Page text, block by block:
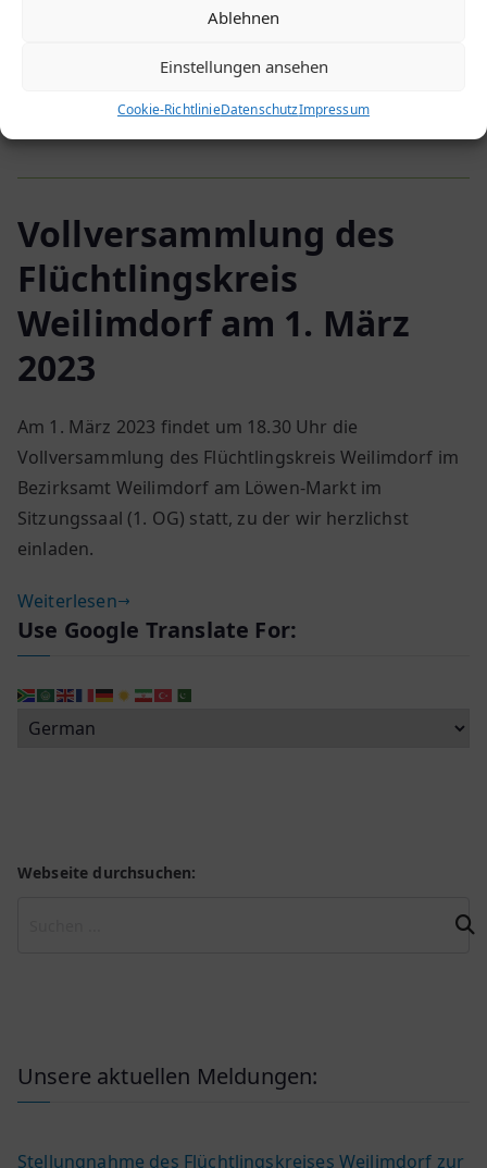
Ablehnen
Einstellungen ansehen
Cookie-RichtlinieDatenschutzImpressum
www.weilimdorf.de), steht auf unserer Webseite ab
zum Download und Ausfüllen bereit. Die […]
Vollversammlung des
Flüchtlingskreis
Weilimdorf am 1. März
2023
Am 1. März 2023 findet um 18.30 Uhr die
Vollversammlung des Flüchtlingskreis Weilimdorf im
Bezirksamt Weilimdorf am Löwen-Markt im
Sitzungssaal (1. OG) statt, zu der wir herzlichst
einladen.
Weiterlesen
Use Google Translate For:
Webseite durchsuchen:
Unsere aktuellen Meldungen:
Stellungnahme des Flüchtlingskreises Weilimdorf zur